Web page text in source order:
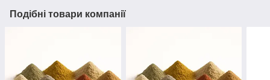
Подібні товари компанії